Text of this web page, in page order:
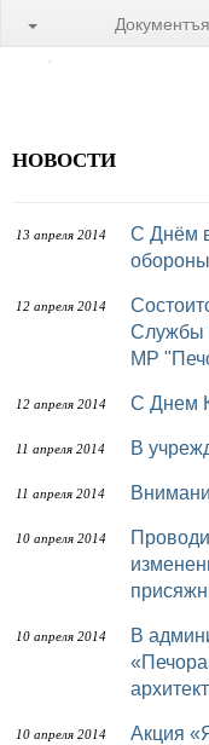
НОВОСТИ
13 апреля 2014
С Днём войск противовоздушной
12 апреля 2014
Состоится рабочая встреча представителей
Службы
МР
12 апреля 2014 С Днем
11 апреля 2014 В
11 апреля 2014
10 апреля 2014
Проводится работа по внесению
10 апреля 2014
В администрацию муниципального района
10 апреля 2014 Акция